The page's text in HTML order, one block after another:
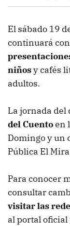
El sábado 19
continuará
niñosy cafés
adultos.
La jornada del
del Cuentoen
Domingo y un
Pública El
Para conocer
consultar
visitar las
al portal oficial